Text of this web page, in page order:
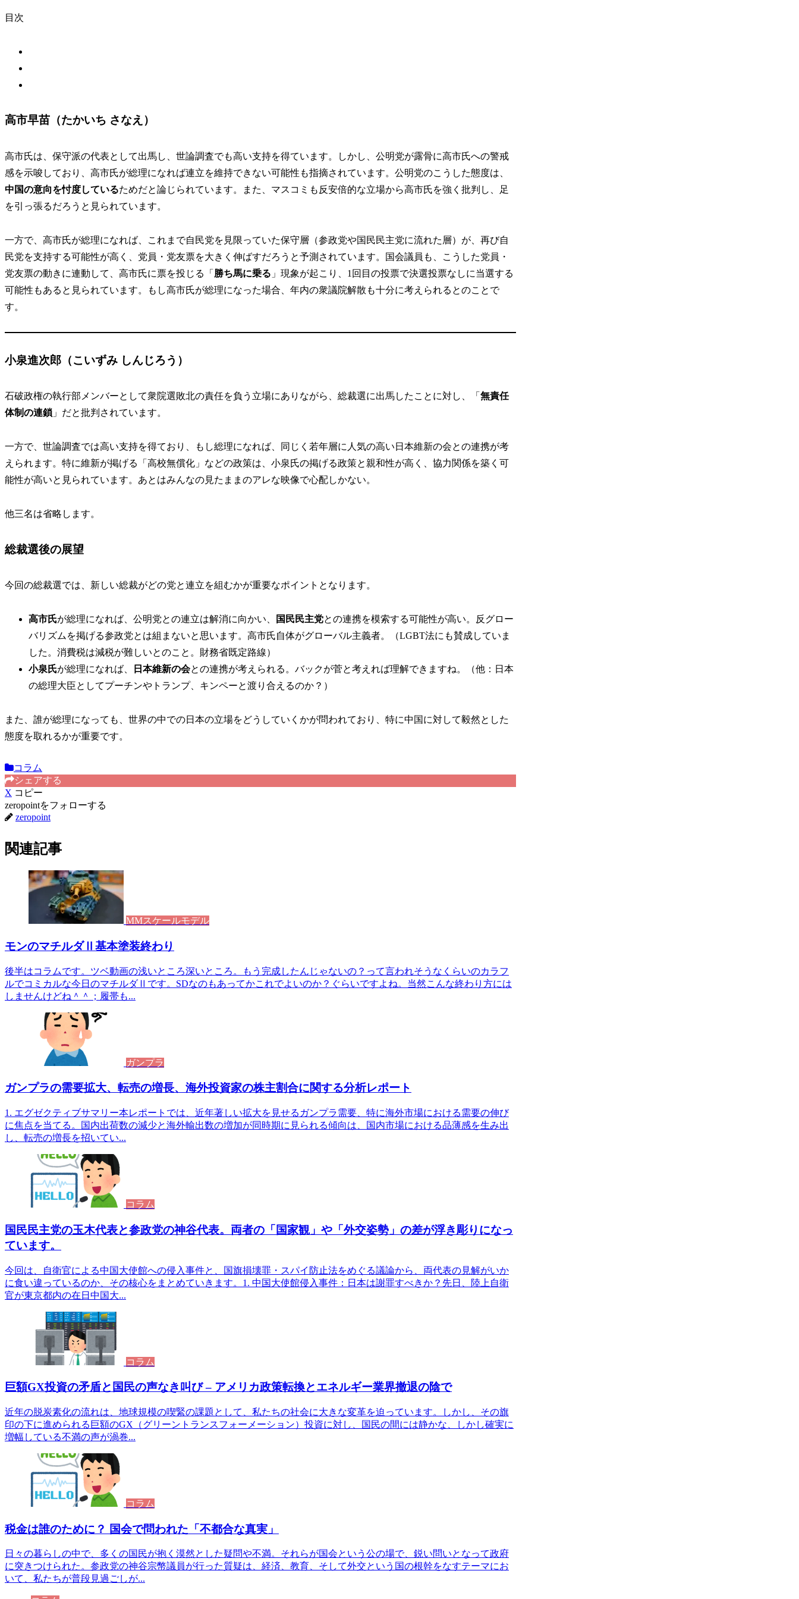
目次
高市早苗（たかいち さなえ）
高市氏は、保守派の代表として出馬し、世論調査でも高い支持を得ています。しかし、公明党が露骨に高市氏への警戒
感を示唆しており、高市氏が総理になれば連立を維持できない可能性も指摘されています。公明党のこうした態度は、
中国の意向を忖度しているためだと論じられています。また、マスコミも反安倍的な立場から高市氏を強く批判し、足
を引っ張るだろうと見られています。
一方で、高市氏が総理になれば、これまで自民党を見限っていた保守層（参政党や国民民主党に流れた層）が、再び自
民党を支持する可能性が高く、党員・党友票を大きく伸ばすだろうと予測されています。国会議員も、こうした党員・
党友票の動きに連動して、高市氏に票を投じる「 勝ち馬に乗る 」現象が起こり、1回目の投票で決選投票なしに当選する
可能性もあると見られています。もし高市氏が総理になった場合、年内の衆議院解散も十分に考えられるとのことで
す。
小泉進次郎（こいずみ しんじろう）
石破政権の執行部メンバーとして衆院選敗北の責任を負う立場にありながら、総裁選に出馬したことに対し、「 無責任
体制の連鎖 」だと批判されています。
一方で、世論調査では高い支持を得ており、もし総理になれば、同じく若年層に人気の高い日本維新の会との連携が考
えられます。特に維新が掲げる「高校無償化」などの政策は、小泉氏の掲げる政策と親和性が高く、協力関係を築く可
能性が高いと見られています。あとはみんなの見たままのアレな映像で心配しかない。
他三名は省略します。
総裁選後の展望
今回の総裁選では、新しい総裁がどの党と連立を組むかが重要なポイントとなります。
高市氏が総理になれば、公明党との連立は解消に向かい、 国民民主党との連携を模索する可能性が高い。反グロー
バリズムを掲げる参政党とは組まないと思います。高市氏自体がグローバル主義者。（LGBT法にも賛成していま
した。消費税は減税が難しいとのこと。財務省既定路線）
小泉氏が総理になれば、 日本維新の会との連携が考えられる。バックが菅と考えれば理解できますね。（他：日本
の総理大臣としてプーチンやトランプ、キンペーと渡り合えるのか？）
また、誰が総理になっても、世界の中での日本の立場をどうしていくかが問われており、特に中国に対して毅然とした
態度を取れるかが重要です。
コラム
シェアする
X コピー
zeropointをフォローする
zeropoint
関連記事
MMスケールモデル
モンのマチルダⅡ基本塗装終わり
後半はコラムです。ツベ動画の浅いところ深いところ。もう完成したんじゃないの？って言われそうなくらいのカラフ
ルでコミカルな今日のマチルダⅡです。SDなのもあってかこれでよいのか？ぐらいですよね。当然こんな終わり方には
しませんけどね＾＾；履帯も...
ガンプラ
ガンプラの需要拡大、転売の増長、海外投資家の株主割合に関する分析レポート
1. エグゼクティブサマリー本レポートでは、近年著しい拡大を見せるガンプラ需要、特に海外市場における需要の伸び
に焦点を当てる。国内出荷数の減少と海外輸出数の増加が同時期に見られる傾向は、国内市場における品薄感を生み出
し、転売の増長を招いてい...
コラム
国民民主党の玉木代表と参政党の神谷代表。両者の「国家観」や「外交姿勢」の差が浮き彫りになっ
ています。
今回は、自衛官による中国大使館への侵入事件と、国旗損壊罪・スパイ防止法をめぐる議論から、両代表の見解がいか
に食い違っているのか、その核心をまとめていきます。1. 中国大使館侵入事件：日本は謝罪すべきか？先日、陸上自衛
官が東京都内の在日中国大...
コラム
巨額GX投資の矛盾と国民の声なき叫び – アメリカ政策転換とエネルギー業界撤退の陰で
近年の脱炭素化の流れは、地球規模の喫緊の課題として、私たちの社会に大きな変革を迫っています。しかし、その旗
印の下に進められる巨額のGX（グリーントランスフォーメーション）投資に対し、国民の間には静かな、しかし確実に
増幅している不満の声が渦巻...
コラム
税金は誰のために？ 国会で問われた「不都合な真実」
日々の暮らしの中で、多くの国民が抱く漠然とした疑問や不満。それらが国会という公の場で、鋭い問いとなって政府
に突きつけられた。参政党の神谷宗幣議員が行った質疑は、経済、教育、そして外交という国の根幹をなすテーマにお
いて、私たちが普段見過ごしが...